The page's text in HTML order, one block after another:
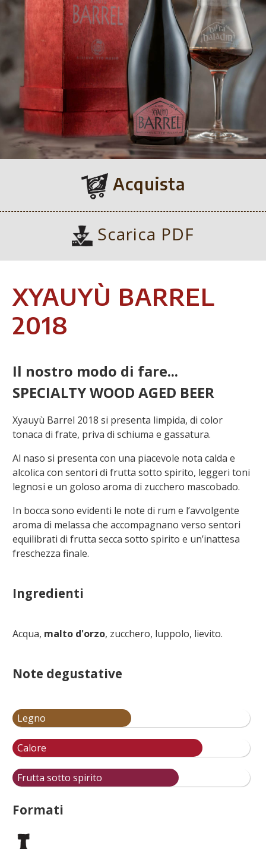
Acquista
Scarica PDF
XYAUYÙ BARREL
2018
Il nostro modo di fare...
SPECIALTY WOOD AGED BEER
Xyauyù Barrel 2018 si presenta limpida, di color
tonaca di frate, priva di schiuma e gassatura.
Al naso si presenta con una piacevole nota calda e
alcolica con sentori di frutta sotto spirito, leggeri toni
legnosi e un goloso aroma di zucchero mascobado.
In bocca sono evidenti le note di rum e l’avvolgente
aroma di melassa che accompagnano verso sentori
equilibrati di frutta secca sotto spirito e un’inattesa
freschezza finale.
Ingredienti
Acqua, malto d'orzo, zucchero, luppolo, lievito.
Note degustative
Legno
Calore
Frutta sotto spirito
Formati